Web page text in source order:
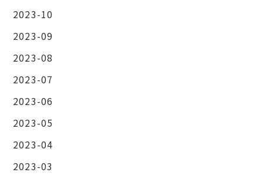
2023-10
2023-09
2023-08
2023-07
2023-06
2023-05
2023-04
2023-03